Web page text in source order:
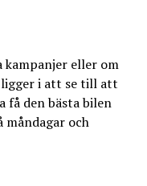
eller om
i att se till att
få den bästa bilen
måndagar och